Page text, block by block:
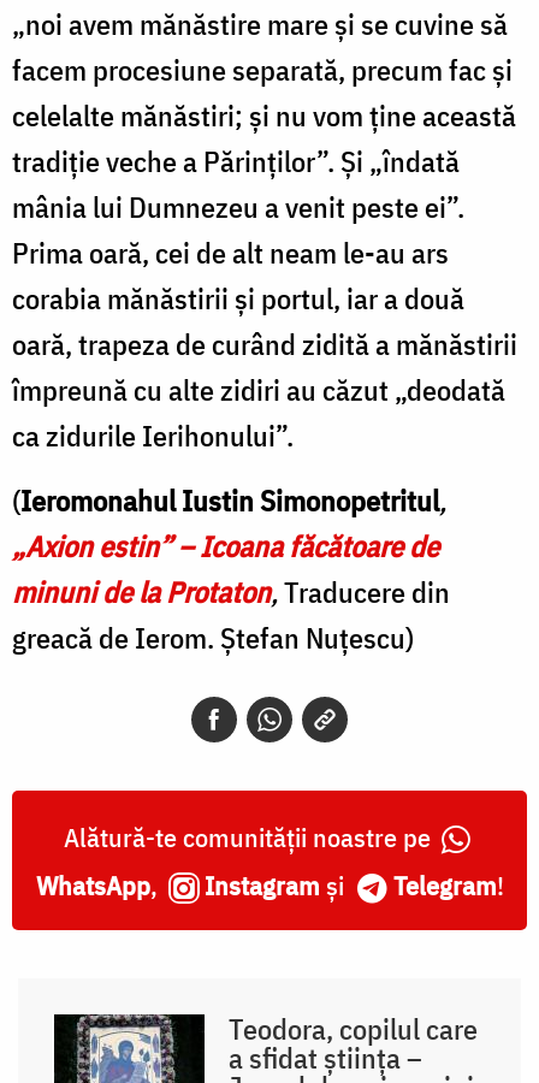
„noi avem mănăstire mare și se cuvine să
facem procesiune separată, precum fac și
celelalte mănăstiri; și nu vom ține această
tradiție veche a Părinților”. Și „îndată
mânia lui Dumnezeu a venit peste ei”.
Prima oară, cei de alt neam le-au ars
corabia mănăstirii și portul, iar a două
oară, trapeza de curând zidită a mănăstirii
împreună cu alte zidiri au căzut „deodată
ca zidurile Ierihonului”.
(Ieromonahul Iustin Simonopetritul,
„Axion estin” – Icoana făcătoare de
minuni de la Protaton,Traducere din
greacă de Ierom. Ștefan Nuțescu)
Alătură-te comunității noastre pe
WhatsApp, Instagram și Telegram!
Teodora, copilul care
a sfidat știința –